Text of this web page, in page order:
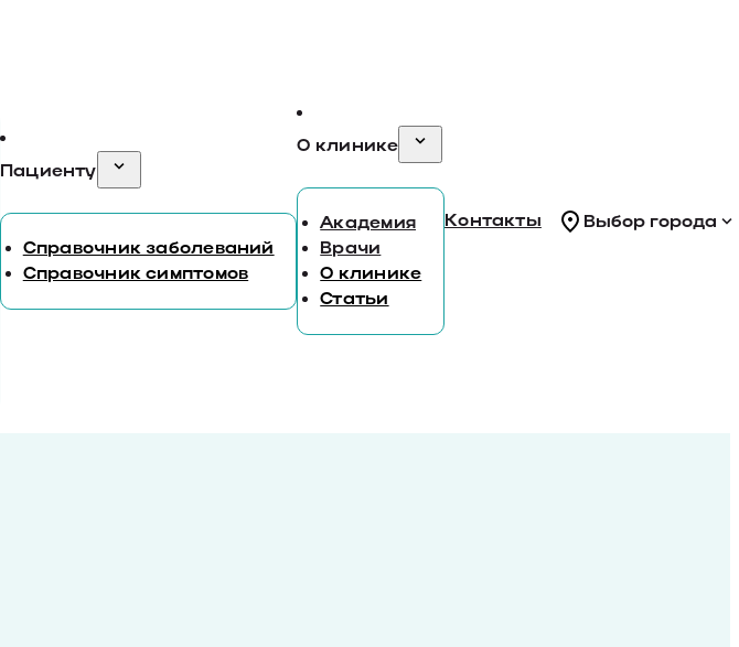
Пациенту
Справочник заболеваний
Справочник симптомов
О клинике
Академия
Врачи
О клинике
Статьи
Контакты Выбор города